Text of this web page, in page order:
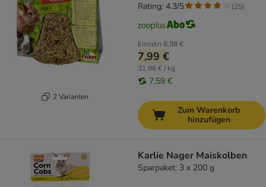
2 Varianten
Einzeln 8,98 €
7,99 €
31,96 € / kg
7,59 €
Rating: 4.3/5 (25)
Zum Warenkorb
hinzufügen
Karlie Nager Maiskolben
Sparpaket: 3 x 200 g